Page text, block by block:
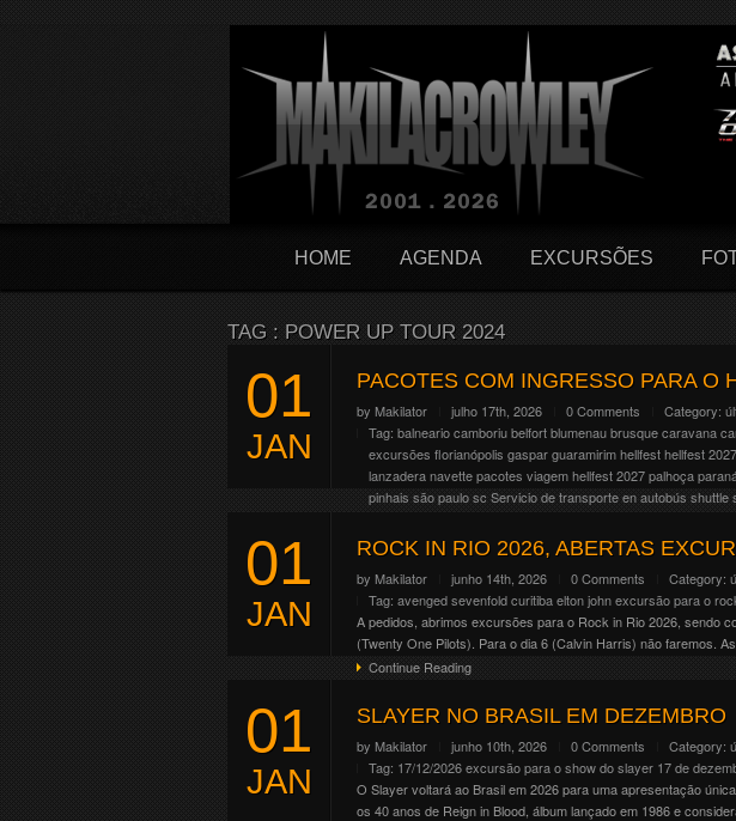
HOME AGENDA EXCURSÕES
TAG : POWER UP TOUR 2024
01
JAN
PACOTES COM INGRESSO PARA O
by Makilator julho 17th, 2026 0 Comments Category:
Tag: balneario camboriubelfortblumenaubrusquecaravana
excursões florianópolis gasparguaramirimhellfesthellfest 2027
lanzaderanavettepacotes viagem hellfest 2027palhoça
pinhais são paulosc Servicio de transporte en autobús shuttle
Altar . Crypt . Forge . Mainstage 01 . Mainstage 02 . Riot .
01
JAN
ROCK IN RIO 2026, ABERTAS
by Makilator junho 14th, 2026 0 Comments Category:
Tag: avenged sevenfoldcuritibaelton johnexcursão para o
A pedidos, abrimos excursões para o Rock in Rio 2026, sendo
(Twenty One Pilots). Para o dia 6 (Calvin Harris) não faremos.
Continue Reading
01
JAN
SLAYER NO BRASIL EM DEZEMBRO
by Makilator junho 10th, 2026 0 Comments Category:
Tag: 17/12/2026excursão para o show do slayer 17 de
O Slayer voltará ao Brasil em 2026 para uma apresentação
os 40 anos de Reign in Blood, álbum lançado em 1986 e